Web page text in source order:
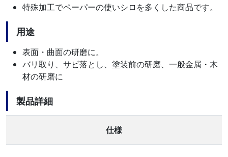
特殊加工でペーパーの使いシロを多くした商品です。
用途
表面・曲面の研磨に。
バリ取り、サビ落とし、塗装前の研磨、一般金属・木
材の研磨に
製品詳細
仕様